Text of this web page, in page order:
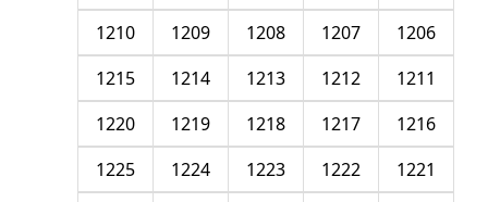
1206
1207
1208
1209
1210
1211
1212
1213
1214
1215
1216
1217
1218
1219
1220
1221
1222
1223
1224
1225